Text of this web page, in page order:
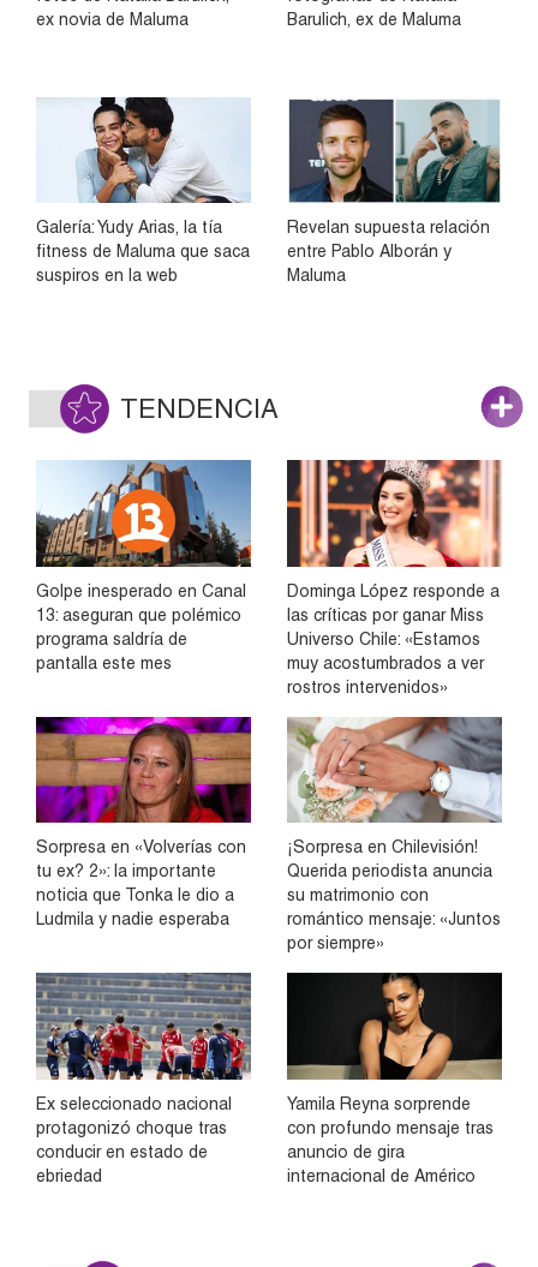
ex novia de Maluma
Barulich, ex de Maluma
Galería: Yudy Arias, la tía
fitness de Maluma que saca
suspiros en la web
Revelan supuesta relación
entre Pablo Alborán y
Maluma
TENDENCIA
Golpe inesperado en Canal
13: aseguran que polémico
programa saldría de
pantalla este mes
Dominga López responde a
las críticas por ganar Miss
Universo Chile: «Estamos
muy acostumbrados a ver
rostros intervenidos»
Sorpresa en «Volverías con
tu ex? 2»: la importante
noticia que Tonka le dio a
Ludmila y nadie esperaba
¡Sorpresa en Chilevisión!
Querida periodista anuncia
su matrimonio con
romántico mensaje: «Juntos
por siempre»
Ex seleccionado nacional
protagonizó choque tras
conducir en estado de
ebriedad
Yamila Reyna sorprende
con profundo mensaje tras
anuncio de gira
internacional de Américo